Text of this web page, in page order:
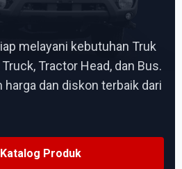
melayani kebutuhan Truk
Tractor Head, dan Bus.
harga dan diskon terbaik dari
Produk